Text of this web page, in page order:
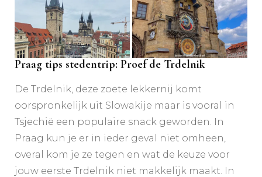
Praag tips stedentrip: Proef de Trdelnik
De Trdelnik, deze zoete lekkernij komt
oorspronkelijk uit Slowakije maar is vooral in
Tsjechië een populaire snack geworden. In
Praag kun je er in ieder geval niet omheen,
overal kom je ze tegen en wat de keuze voor
jouw eerste Trdelnik niet makkelijk maakt. In